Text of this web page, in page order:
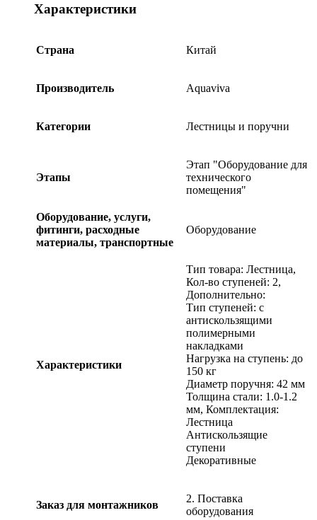
Характеристики
Страна Китай
Производитель Aquaviva
Категории Лестницы и поручни
Этапы
Этап "Оборудование для
технического
помещения"
Оборудование, услуги,
фитинги, расходные
материалы, транспортные
Оборудование
Характеристики
Тип товара: Лестница,
Кол-во ступеней: 2,
Дополнительно:
Тип ступеней: с
антискользящими
полимерными
накладками
Нагрузка на ступень: до
150 кг
Диаметр поручня: 42 мм
Толщина стали: 1.0-1.2
мм, Комплектация:
Лестница
Антискользящие
ступени
Декоративные
Заказ для монтажников
2. Поставка
оборудования